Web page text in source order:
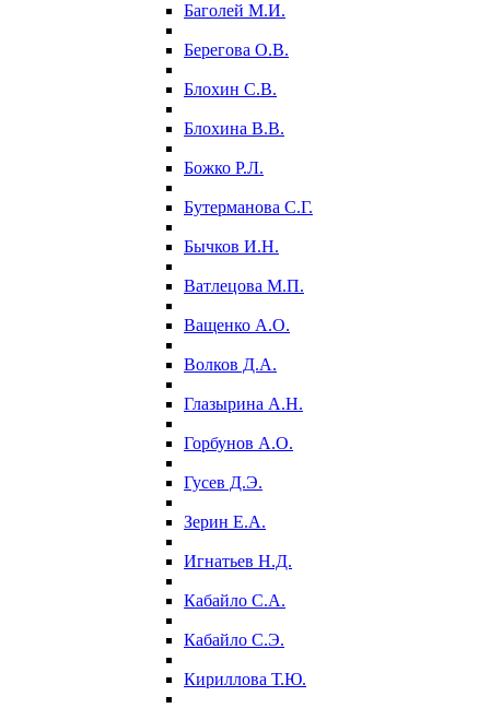
Баголей М.И.
Берегова О.В.
Блохин С.В.
Блохина В.В.
Божко Р.Л.
Бутерманова С.Г.
Бычков И.Н.
Ватлецова М.П.
Ващенко А.О.
Волков Д.А.
Глазырина А.Н.
Горбунов А.О.
Гусев Д.Э.
Зерин Е.А.
Игнатьев Н.Д.
Кабайло С.А.
Кабайло С.Э.
Кириллова Т.Ю.